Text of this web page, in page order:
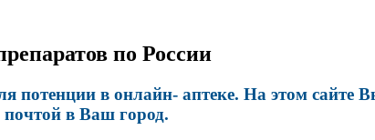
по России
в онлайн- аптеке. На этом сайте
в Ваш город.